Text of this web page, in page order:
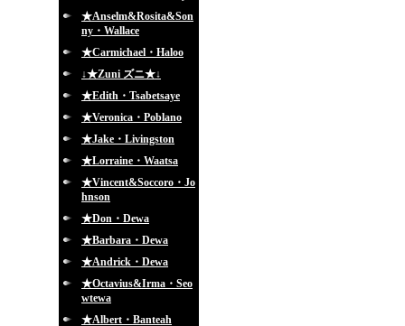
★Anselm&Rosita&Son
ny・Wallace
★Carmichael・Haloo
↓★Zuni ズニ★↓
★Edith・Tsabetsaye
★Veronica・Poblano
★Jake・Livingston
★Lorraine・Waatsa
★Vincent&Soccoro・Jo
hnson
★Don・Dewa
★Barbara・Dewa
★Andrick・Dewa
★Octavius&Irma・Seo
wtewa
★Albert・Banteah